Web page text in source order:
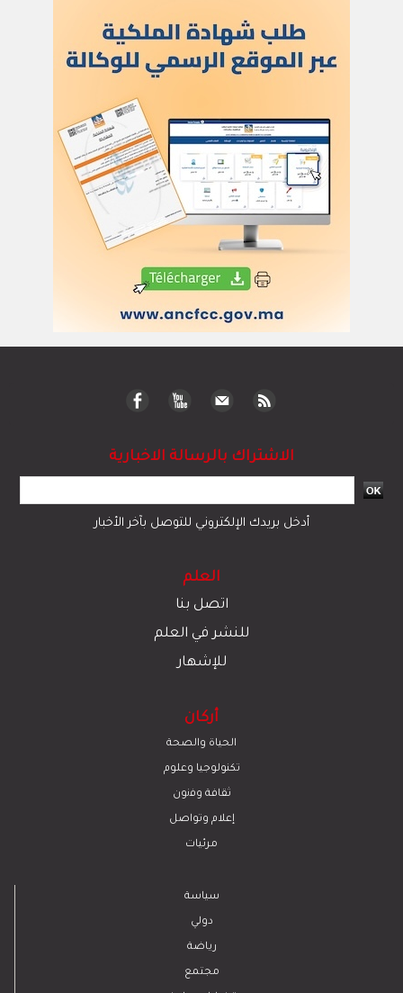
الاشتراك بالرسالة الاخبارية
أدخل بريدك الإلكتروني للتوصل بآخر الأخبار
العلم
اتصل بنا
للنشر في العلم
للإشهار
أركان
الحياة والصحة
تكنولوجيا وعلوم
ﺛﻘﺎﻓﺔ وﻓﻧون
إعلام وتواصل
مرئيات
سياسة
دولي
رياضة
مجتمع